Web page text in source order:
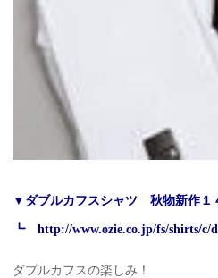
▼ダブルカフスシャツ 秋物新作１
┗ http://www.ozie.co.jp/fs/shirts/c/
ダブルカフスの楽しみ！